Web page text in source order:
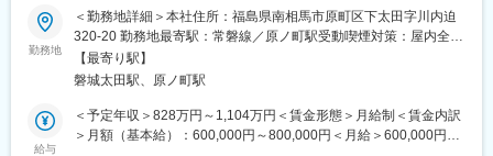
製造を請け負うことが可能となります。
変更の範囲：会社の定める業務
プレイングマネージャーとして実務にも関与いただきながら、品
質管理業務全般を担っていただきます。
・出荷のための品質試験に関する業務
・原薬・製剤の安定性試験に関する業務
・製造工程中の工程管理試験に関する業務
・洗浄評価に関する業務
・信頼性保証部門と連携して、逸脱・変更管理・CAPA対応
勤務地
＜勤務地詳細＞本社住所：福島県南相馬市原町区下太田字川内迫
320-20 勤務地最寄駅：常磐線／原ノ町駅受動喫煙対策：屋内全面
禁煙変更の範囲：会社の定める事業所
【最寄り駅】
磐城太田駅、原ノ町駅
給与
＜予定年収＞828万円～1,104万円＜賃金形態＞月給制＜賃金内訳
＞月額（基本給）：600,000円～800,000円＜月給＞600,000円～